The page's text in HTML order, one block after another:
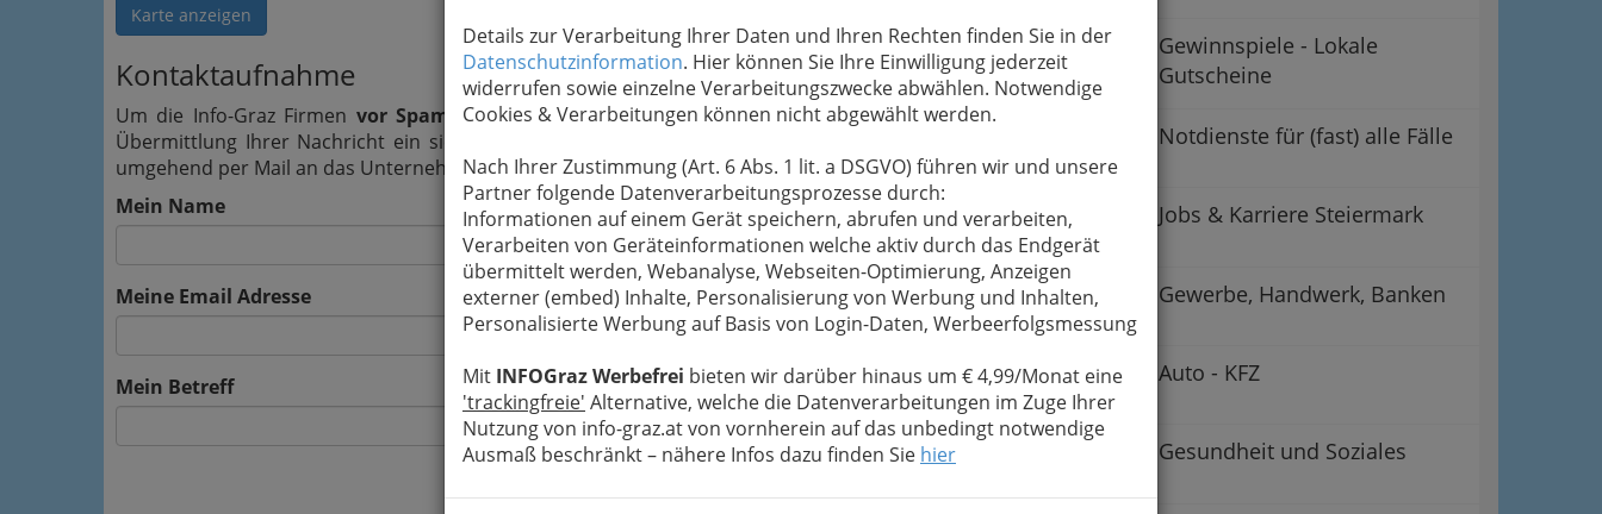
Details zur Verarbeitung Ihrer Daten und Ihren Rechten finden Sie in der
Datenschutzinformation. Hier können Sie Ihre Einwilligung jederzeit
widerrufen sowie einzelne Verarbeitungszwecke abwählen. Notwendige
Cookies & Verarbeitungen können nicht abgewählt werden.
Nach Ihrer Zustimmung (Art. 6 Abs. 1 lit. a DSGVO) führen wir und unsere
Partner folgende Datenverarbeitungsprozesse durch:
Informationen auf einem Gerät speichern, abrufen und verarbeiten,
Verarbeiten von Geräteinformationen welche aktiv durch das Endgerät
übermittelt werden, Webanalyse, Webseiten-Optimierung, Anzeigen
externer (embed) Inhalte, Personalisierung von Werbung und Inhalten,
Personalisierte Werbung auf Basis von Login-Daten, Werbeerfolgsmessung
Mit INFOGraz Werbefrei bieten wir darüber hinaus um € 4,99/Monat eine
'trackingfreie' Alternative, welche die Datenverarbeitungen im Zuge Ihrer
Nutzung von info-graz.at von vornherein auf das unbedingt notwendige
Ausmaß beschränkt – nähere Infos dazu finden Sie hier
Karte anzeigen
Kontaktaufnahme
Um die Info-Graz Firmen vor Spam-Mails zu bewahren, verwenden wir an dieser Stelle zur
Übermittlung Ihrer Nachricht ein sicheres Formular. Ihre Nachricht wird nach dem Absenden
umgehend per Mail an das Unternehmen Steirische Flugsport-Union weitergeleitet.
Mein Name
Meine Email Adresse
Mein Betreff
Meine Nachricht
Gewinnspiele - Lokale
Gutscheine
Notdienste für (fast) alle Fälle
Jobs & Karriere Steiermark
Gewerbe, Handwerk, Banken
Auto - KFZ
Gesundheit und Soziales